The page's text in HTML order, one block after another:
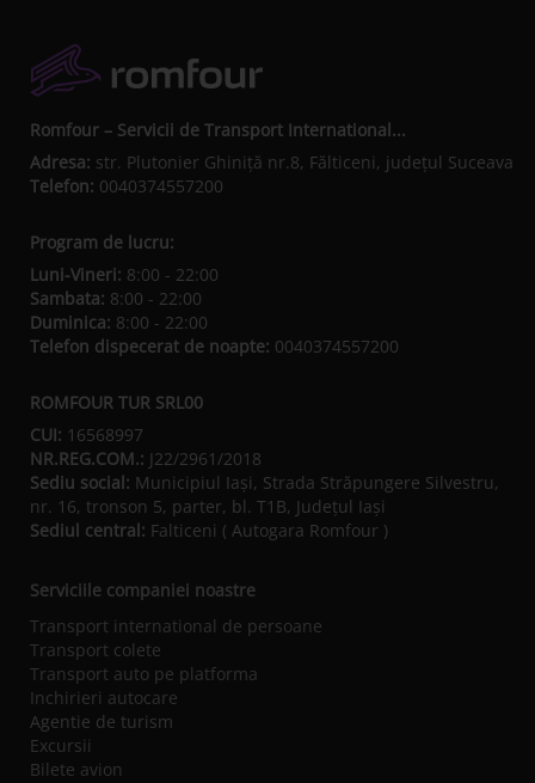
Romfour – Servicii de Transport International...
Adresa: str. Plutonier Ghiniţă nr.8, Fălticeni, judeţul Suceava
Telefon: 0040374557200
Program de lucru:
Luni-Vineri: 8:00 - 22:00
Sambata: 8:00 - 22:00
Duminica: 8:00 - 22:00
Telefon dispecerat de noapte: 0040374557200
ROMFOUR TUR SRL00
CUI: 16568997
NR.REG.COM.: J22/2961/2018
Sediu social: Municipiul Iaşi, Strada Străpungere Silvestru,
nr. 16, tronson 5, parter, bl. T1B, Județul Iaşi
Sediul central: Falticeni ( Autogara Romfour )
Serviciile companiei noastre
Transport international de persoane
Transport colete
Transport auto pe platforma
Inchirieri autocare
Agentie de turism
Excursii
Bilete avion